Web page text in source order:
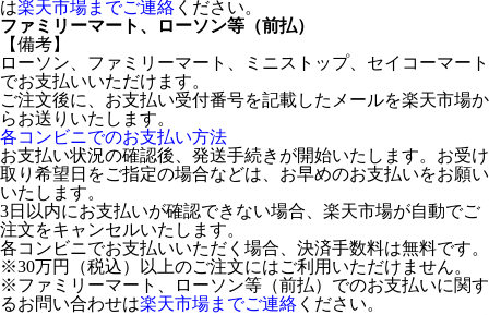
は楽天市場までご連絡 ください。
ファミリーマート、ローソン等（前払）
【備考】
ローソン、ファミリーマート、ミニストップ、セイコーマート
でお支払いいただけます。
ご注文後に、お支払い受付番号を記載したメールを楽天市場か
らお送りいたします。
各コンビニでのお支払い方法
お支払い状況の確認後、発送手続きが開始いたします。お受け
取り希望日をご指定の場合などは、お早めのお支払いをお願い
いたします。
3日以内にお支払いが確認できない場合、楽天市場が自動でご
注文をキャンセルいたします。
各コンビニでお支払いいただく場合、決済手数料は無料です。
※30万円（税込）以上のご注文にはご利用いただけません。
※ファミリーマート、ローソン等（前払）でのお支払いに関す
るお問い合わせは楽天市場までご連絡 ください。